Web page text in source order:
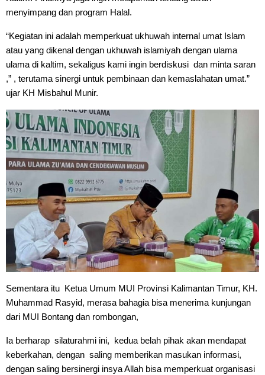
menyimpang dan program Halal.
“Kegiatan ini adalah memperkuat ukhuwah internal umat Islam
atau yang dikenal dengan ukhuwah islamiyah dengan ulama
ulama di kaltim, sekaligus kami ingin berdiskusi  dan minta saran
,” , terutama sinergi untuk pembinaan dan kemaslahatan umat.”
ujar KH Misbahul Munir.
Sementara itu  Ketua Umum MUI Provinsi Kalimantan Timur, KH.
Muhammad Rasyid, merasa bahagia bisa menerima kunjungan
dari MUI Bontang dan rombongan,
Ia berharap  silaturahmi ini,  kedua belah pihak akan mendapat
keberkahan, dengan  saling memberikan masukan informasi,
dengan saling bersinergi insya Allah bisa memperkuat organisasi